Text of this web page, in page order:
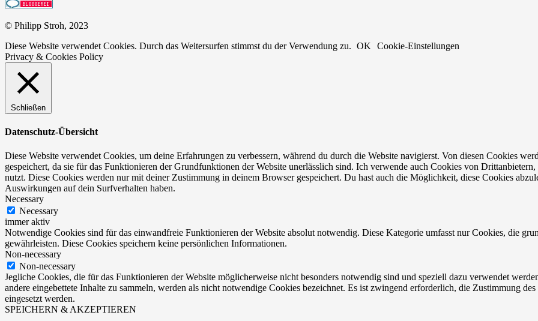
© Philipp Stroh, 2023
Diese Website verwendet Cookies. Durch das Weitersurfen stimmst du der Verwendung zu. OK
Cookie-Einstellungen
Privacy & Cookies Policy
Schließen
Datenschutz-Übersicht
Diese Website verwendet Cookies, um deine Erfahrungen zu verbessern, während du durch die Website navigierst. Von diesen Cookies
gespeichert, da sie für das Funktionieren der Grundfunktionen der Website unerlässlich sind. Ich verwende auch Cookies von
nutzt. Diese Cookies werden nur mit deiner Zustimmung in deinem Browser gespeichert. Du hast auch die Möglichkeit, diese Cookies
Auswirkungen auf dein Surfverhalten haben.
Necessary
Necessary
immer aktiv
Notwendige Cookies sind für das einwandfreie Funktionieren der Website absolut notwendig. Diese Kategorie umfasst nur Cookies, die
gewährleisten. Diese Cookies speichern keine persönlichen Informationen.
Non-necessary
Non-necessary
Jegliche Cookies, die für das Funktionieren der Website möglicherweise nicht besonders notwendig sind und speziell dazu verwendet
andere eingebettete Inhalte zu sammeln, werden als nicht notwendige Cookies bezeichnet. Es ist zwingend erforderlich, die Zustimmung
eingesetzt werden.
SPEICHERN & AKZEPTIEREN